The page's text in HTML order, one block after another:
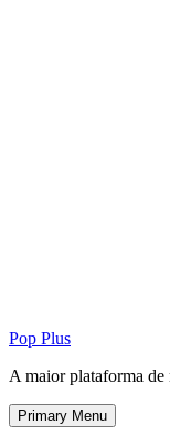
Pop Plus
A maior plataforma
Primary Menu